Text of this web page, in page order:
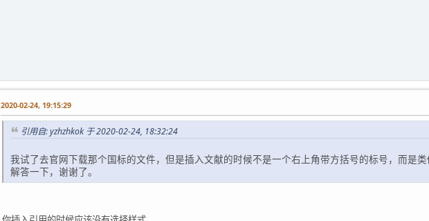
2020-02-24, 19:15:29
引用自: yzhzhkok 于 2020-02-24, 18:32:24
我试了去官网下载那个国标的文件，但是插入文献的时候不是一个右上角带方括号的标号，而是
解答一下，谢谢了。